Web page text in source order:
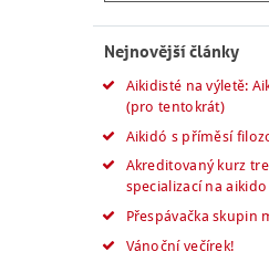
Nejnovější články
Aikidisté na výletě:
(pro tentokrát)
Aikidó s příměsí
Akreditovaný kurz
specializací na aikido
Přespávačka skupin
Vánoční večírek!